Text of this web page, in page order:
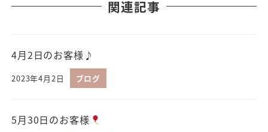
関連記事
4月2日のお客様♪
2023年4月2日 ブログ
5月30日のお客様